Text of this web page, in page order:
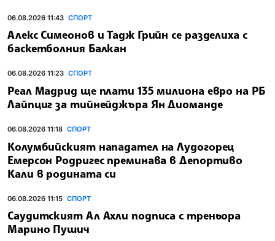
06.08.2026 11:43 СПОРТ
Алекс Симеонов и Тадж Грийн се разделиха с
баскетболния Балкан
06.08.2026 11:23 СПОРТ
Реал Мадрид ще плати 135 милиона евро на РБ
Лайпциг за тийнейджъра Ян Диоманде
06.08.2026 11:18 СПОРТ
Колумбийският нападател на Лудогорец
Емерсон Родригес преминава в Депортиво
Кали в родината си
06.08.2026 11:15 СПОРТ
Саудитският Ал Ахли подписа с треньора
Марино Пушич